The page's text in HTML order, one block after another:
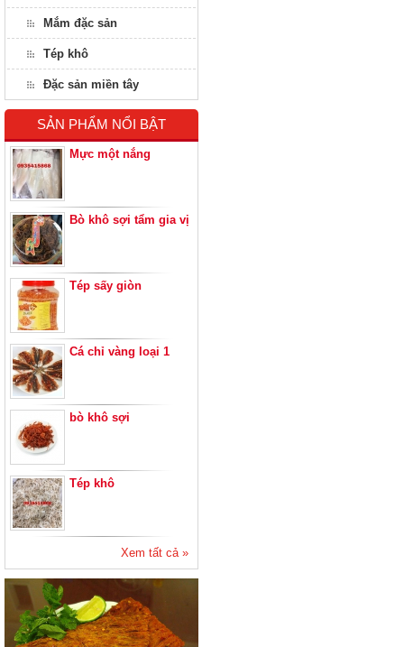
Mắm đặc sản
Tép khô
Đặc sản miền tây
SẢN PHẨM NỔI BẬT
Mực một nắng
Bò khô sợi tẩm gia vị
Tép sấy giòn
Cá chỉ vàng loại 1
bò khô sợi
Tép khô
Xem tất cả »